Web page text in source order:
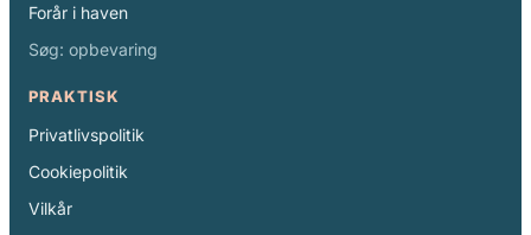
Forår i haven
Søg: opbevaring
PRAKTISK
Privatlivspolitik
Cookiepolitik
Vilkår